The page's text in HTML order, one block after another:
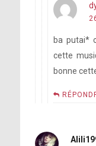
ba putai*
cette
bonne